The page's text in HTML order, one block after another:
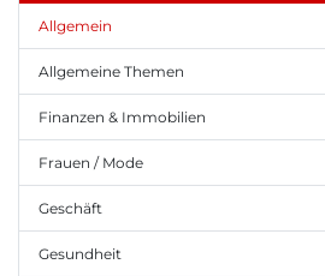
Allgemein
Allgemeine Themen
Finanzen & Immobilien
Frauen / Mode
Geschäft
Gesundheit